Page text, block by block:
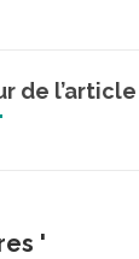
de l’article
'